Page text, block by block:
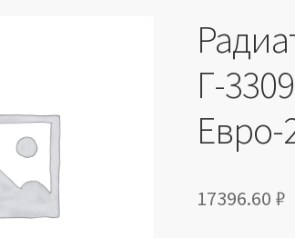
Г-
Евро-
17396.60 ₽